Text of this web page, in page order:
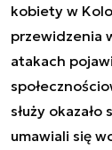
kobiety w
przewidzenia
atakach
służy
umawiali się